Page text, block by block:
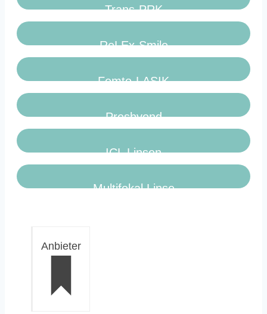
Trans-PRK
ReLEx-Smile
Femto-LASIK
Presbyond
ICL Linsen
Multifokal Linse
Anbieter